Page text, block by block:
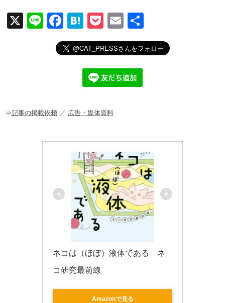
X
Li
F
a
c
o
H
at
e
n
a
P
o
ck
et
E
m
ail
有
⇒記事の掲載依頼 ／ 広告・媒体資料
ネコは（ほぼ）液体である　ネ
コ研究最前線
Amazonで見る